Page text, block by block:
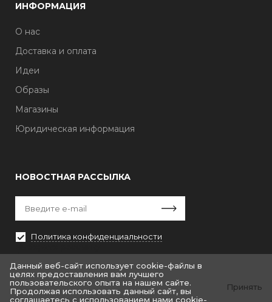
ИНФОРМАЦИЯ
О нас
Доставка и оплата
Идеи
Образы
Магазины
Юридическая информация
НОВОСТНАЯ РАССЫЛКА
Политика конфиденциальности
Первая кампания
Данный веб-сайт использует cookie-файлы в
целях предоставления вам лучшего
пользовательского опыта на нашем сайте.
Продолжая использовать данный сайт, вы
соглашаетесь с использованием нами cookie-
Принять